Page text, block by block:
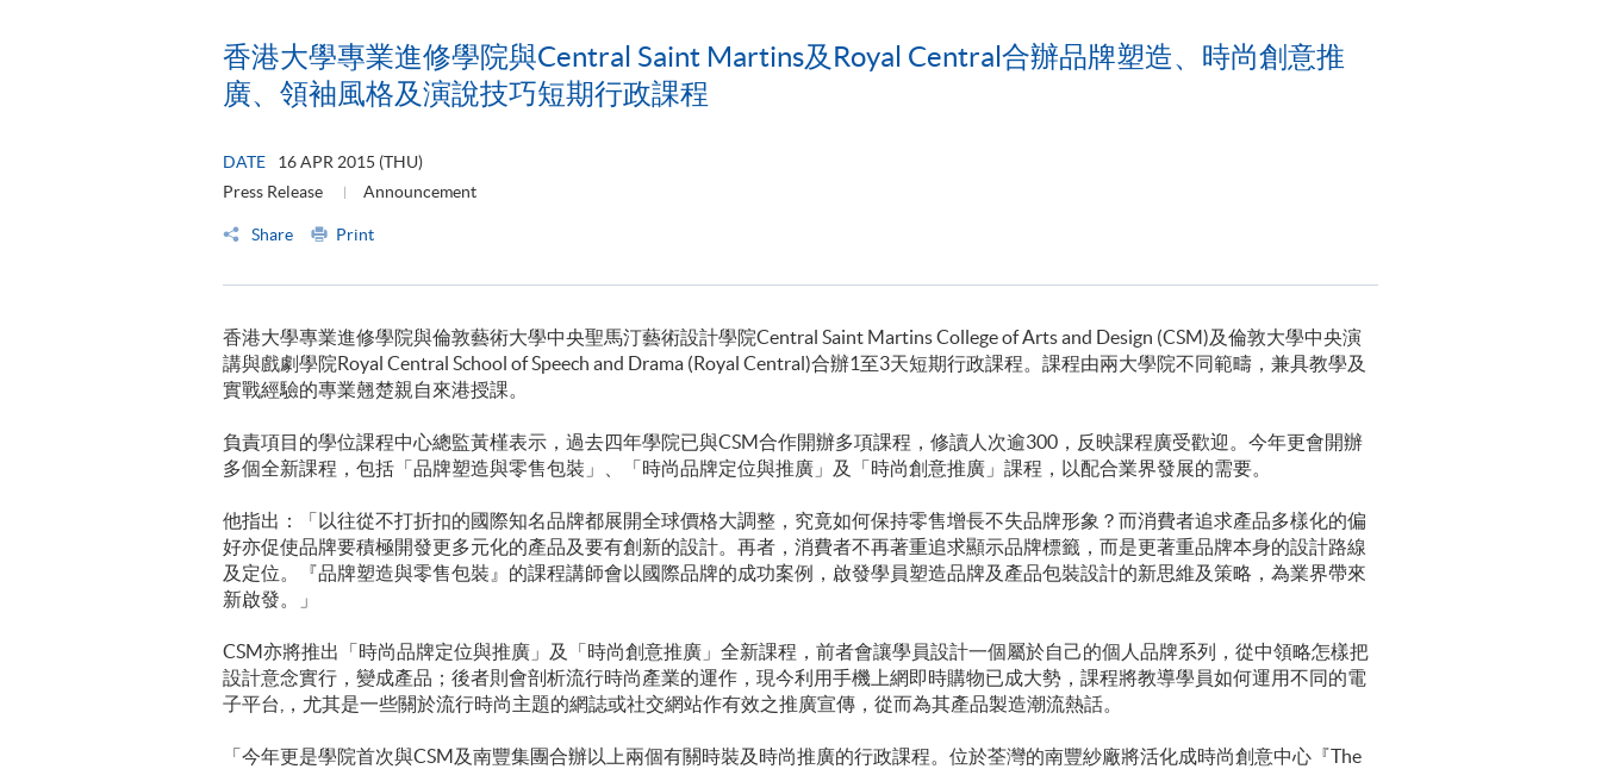
香港大學專業進修學院與Central Saint Martins及Royal Central合辦品牌塑造、時尚創意推
廣、領袖風格及演說技巧短期行政課程
DATE
16 APR 2015 (THU)
Press Release
Announcement
Share Print
香港大學專業進修學院與倫敦藝術大學中央聖馬汀藝術設計學院Central Saint Martins College of Arts and Design (CSM)及倫敦大學中央演
講與戲劇學院Royal Central School of Speech and Drama (Royal Central)合辦1至3天短期行政課程。課程由兩大學院不同範疇，兼具教學及
實戰經驗的專業翹楚親自來港授課。
負責項目的學位課程中心總監黃槿表示，過去四年學院已與CSM合作開辦多項課程，修讀人次逾300，反映課程廣受歡迎。今年更會開辦
多個全新課程，包括「品牌塑造與零售包裝」、「時尚品牌定位與推廣」及「時尚創意推廣」課程，以配合業界發展的需要。
他指出：「以往從不打折扣的國際知名品牌都展開全球價格大調整，究竟如何保持零售增長不失品牌形象？而消費者追求產品多樣化的偏
好亦促使品牌要積極開發更多元化的產品及要有創新的設計。再者，消費者不再著重追求顯示品牌標籤，而是更著重品牌本身的設計路線
及定位。『品牌塑造與零售包裝』的課程講師會以國際品牌的成功案例，啟發學員塑造品牌及產品包裝設計的新思維及策略，為業界帶來
新啟發。」
CSM亦將推出「時尚品牌定位與推廣」及「時尚創意推廣」全新課程，前者會讓學員設計一個屬於自己的個人品牌系列，從中領略怎樣把
設計意念實行，變成產品；後者則會剖析流行時尚產業的運作，現今利用手機上網即時購物已成大勢，課程將教導學員如何運用不同的電
子平台,，尤其是一些關於流行時尚主題的網誌或社交網站作有效之推廣宣傳，從而為其產品製造潮流熱話。
「今年更是學院首次與CSM及南豐集團合辦以上兩個有關時裝及時尚推廣的行政課程。位於荃灣的南豐紗廠將活化成時尚創意中心『The